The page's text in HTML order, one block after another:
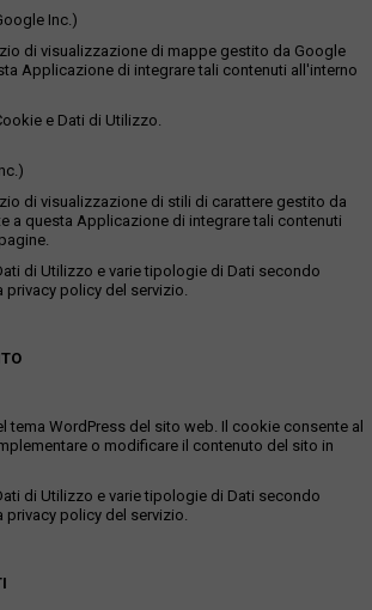
Inc.)
di visualizzazione di mappe gestito da Google
Applicazione di integrare tali contenuti all'interno
e Dati di Utilizzo.
di visualizzazione di stili di carattere gestito da
a questa Applicazione di integrare tali contenuti
di Utilizzo e varie tipologie di Dati secondo
policy del servizio.
tema WordPress del sito web. Il cookie consente al
o modificare il contenuto del sito in
di Utilizzo e varie tipologie di Dati secondo
policy del servizio.